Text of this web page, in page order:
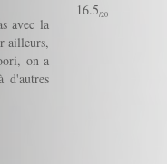
avec la
ailleurs,
on a
d'autres
16.5/20